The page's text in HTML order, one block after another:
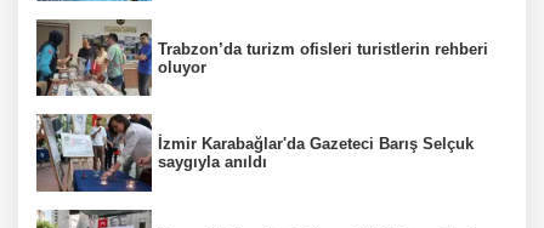
Trabzon’da turizm ofisleri turistlerin rehberi
oluyor
İzmir Karabağlar'da Gazeteci Barış Selçuk
saygıyla anıldı